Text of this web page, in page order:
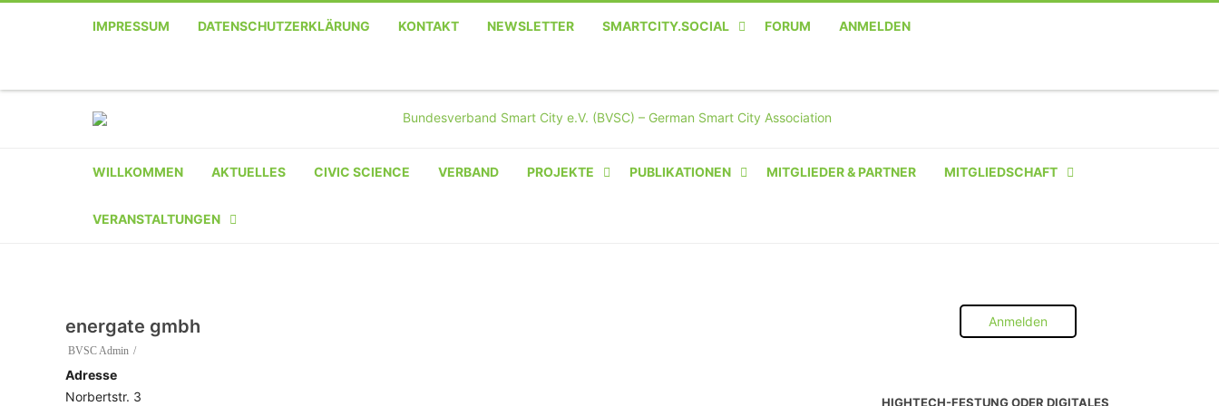
IMPRESSUM DATENSCHUTZERKLÄRUNG KONTAKT NEWSLETTER SMARTCITY.SOCIAL FORUM ANMELDEN
TelefonFacebook
WILLKOMMEN AKTUELLES CIVIC SCIENCE VERBAND PROJEKTE PUBLIKATIONEN MITGLIEDER & PARTNER MITGLIEDSCHAFT
INSTITUTION
VERANSTALTUNGEN
REGISTRIERUNG
VERANSTALTUNG
EINREICHEN
energate gmbh
BVSC Admin
Adresse
Norbertstr. 3
Anmelden
HIGHTECH-FESTUNG ODER DIGITALES